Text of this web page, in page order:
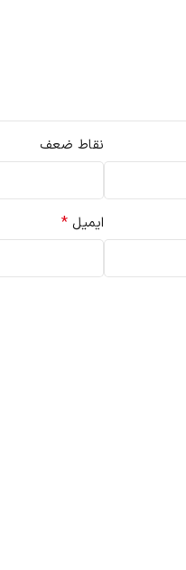
نقاط ضعف
ایمیل *